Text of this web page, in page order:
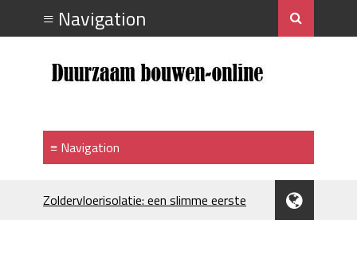
Zoldervloerisolatie: een slimme eerste